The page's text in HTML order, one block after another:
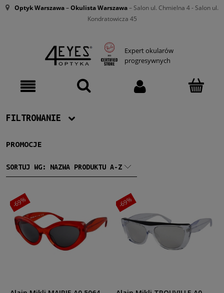
Optyk Warszawa–Okulista Warszawa– Salon ul. Chmielna 4 - Salon ul.
Kondratowicza 45
Expert okularów
progresywnych
FILTROWANIE
Producent
Chloe(106)
Dolce & Gabbana(105)
Ray-Ban
Victoria Beckham
więcej
PROMOCJE
SORTUJ WG: NAZWA PRODUKTU A-Z
-69% -69%